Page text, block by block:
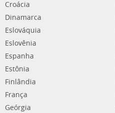
Croácia
Dinamarca
Eslováquia
Eslovênia
Espanha
Estônia
Finlândia
França
Geórgia